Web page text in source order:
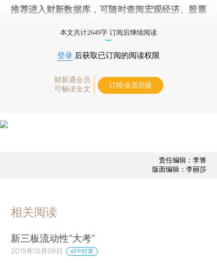
推荐进入 财新数据库 ，可随时查阅宏观经济、股票
本文共计2649字 订阅后继续阅读
登录 后获取已订阅的阅读权限
财新通会员
可畅读全文
订阅/会员升级
责任编辑：李箐
版面编辑：李丽莎
相关阅读
新三板流动性“大考”
2015年10月09日 APP打开